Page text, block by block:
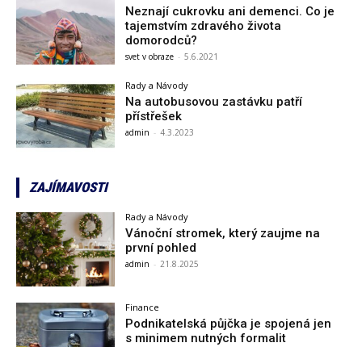
Neznají cukrovku ani demenci. Co je
tajemstvím zdravého života
domorodců?
svet v obraze - 5.6.2021
Rady a Návody
Na autobusovou zastávku patří
přístřešek
admin - 4.3.2023
ZAJÍMAVOSTI
Rady a Návody
Vánoční stromek, který zaujme na
první pohled
admin - 21.8.2025
Finance
Podnikatelská půjčka je spojená jen
s minimem nutných formalit